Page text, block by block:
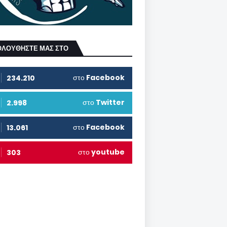
ΜΑΣ ΣΤΟ
234.210 στο Facebook
2.998 στο Twitter
13.061 στο Facebook
303 στοyoutube